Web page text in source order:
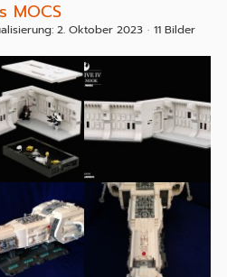
MOCS
2. Oktober 2023 11 Bilder